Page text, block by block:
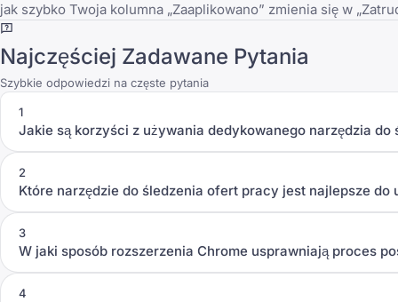
jak szybko Twoja kolumna „Zaaplikowano” zmienia się w
Najczęściej Zadawane Pytania
Szybkie odpowiedzi na częste pytania
1
Jakie są korzyści z używania dedykowanego narzędzia
2
Które narzędzie do śledzenia ofert pracy jest najlepsze
3
W jaki sposób rozszerzenia Chrome usprawniają proces
4